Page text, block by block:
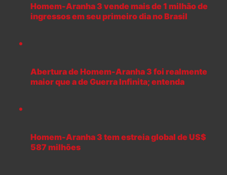
Homem-Aranha 3 vende mais de 1 milhão de
ingressos em seu primeiro dia no Brasil
Abertura de Homem-Aranha 3 foi realmente
maior que a de Guerra Infinita; entenda
Homem-Aranha 3 tem estreia global de US$
587 milhões